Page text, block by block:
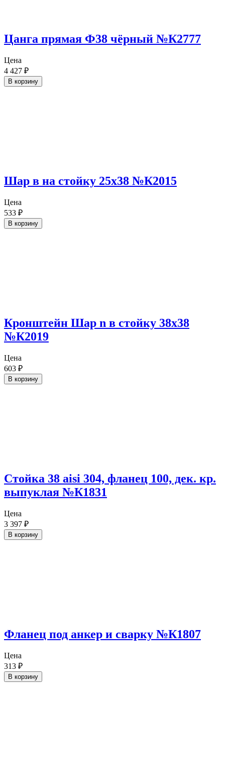
Цанга прямая Ф38 чёрный №К2777
Цена
4 427 ₽
В корзину
Шар в на стойку 25х38 №К2015
Цена
533 ₽
В корзину
Кронштейн Шар n в стойку 38х38
№К2019
Цена
603 ₽
В корзину
Стойка 38 aisi 304, фланец 100, дек. кр.
выпуклая №К1831
Цена
3 397 ₽
В корзину
Фланец под анкер и сварку №К1807
Цена
313 ₽
В корзину